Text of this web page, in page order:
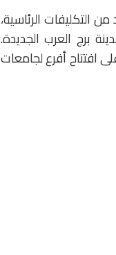
التكليفات الرئاسية،
برج العرب الجديدة.
افتتاح أفرع لجامعات